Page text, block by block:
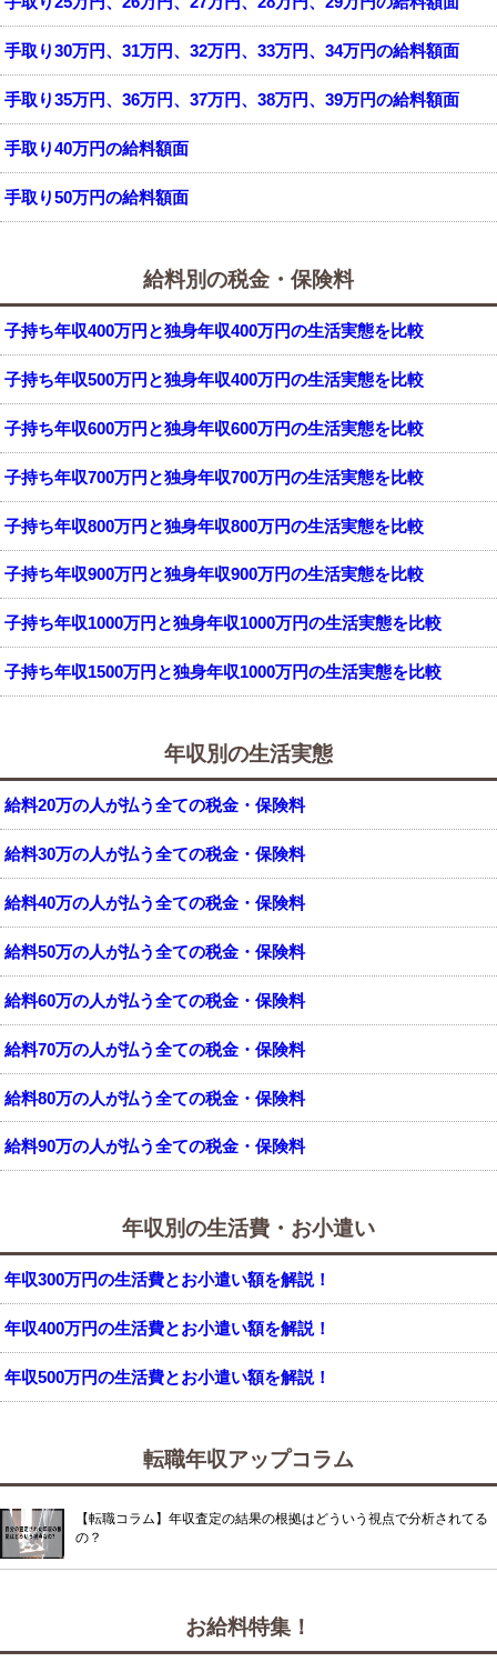
手取り30万円、31万円、32万円、33万円、34万円の給料額面
手取り35万円、36万円、37万円、38万円、39万円の給料額面
手取り40万円の給料額面
手取り50万円の給料額面
給料別の税金・保険料
子持ち年収400万円と独身年収400万円の生活実態を比較
子持ち年収500万円と独身年収400万円の生活実態を比較
子持ち年収600万円と独身年収600万円の生活実態を比較
子持ち年収700万円と独身年収700万円の生活実態を比較
子持ち年収800万円と独身年収800万円の生活実態を比較
子持ち年収900万円と独身年収900万円の生活実態を比較
子持ち年収1000万円と独身年収1000万円の生活実態を比較
子持ち年収1500万円と独身年収1000万円の生活実態を比較
年収別の生活実態
給料20万の人が払う全ての税金・保険料
給料30万の人が払う全ての税金・保険料
給料40万の人が払う全ての税金・保険料
給料50万の人が払う全ての税金・保険料
給料60万の人が払う全ての税金・保険料
給料70万の人が払う全ての税金・保険料
給料80万の人が払う全ての税金・保険料
給料90万の人が払う全ての税金・保険料
年収別の生活費・お小遣い
年収300万円の生活費とお小遣い額を解説！
年収400万円の生活費とお小遣い額を解説！
年収500万円の生活費とお小遣い額を解説！
転職年収アップコラム
【転職コラム】年収査定の結果の根拠はどういう視点で分析されてる
の？
お給料特集！